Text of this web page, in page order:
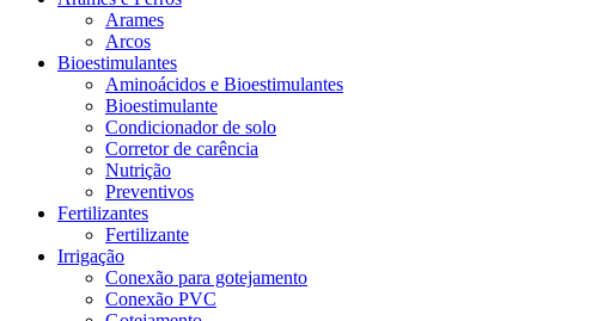
Arames
Arcos
Bioestimulantes
Aminoácidos e Bioestimulantes
Bioestimulante
Condicionador de solo
Corretor de carência
Nutrição
Preventivos
Fertilizantes
Fertilizante
Irrigação
Conexão para gotejamento
Conexão PVC